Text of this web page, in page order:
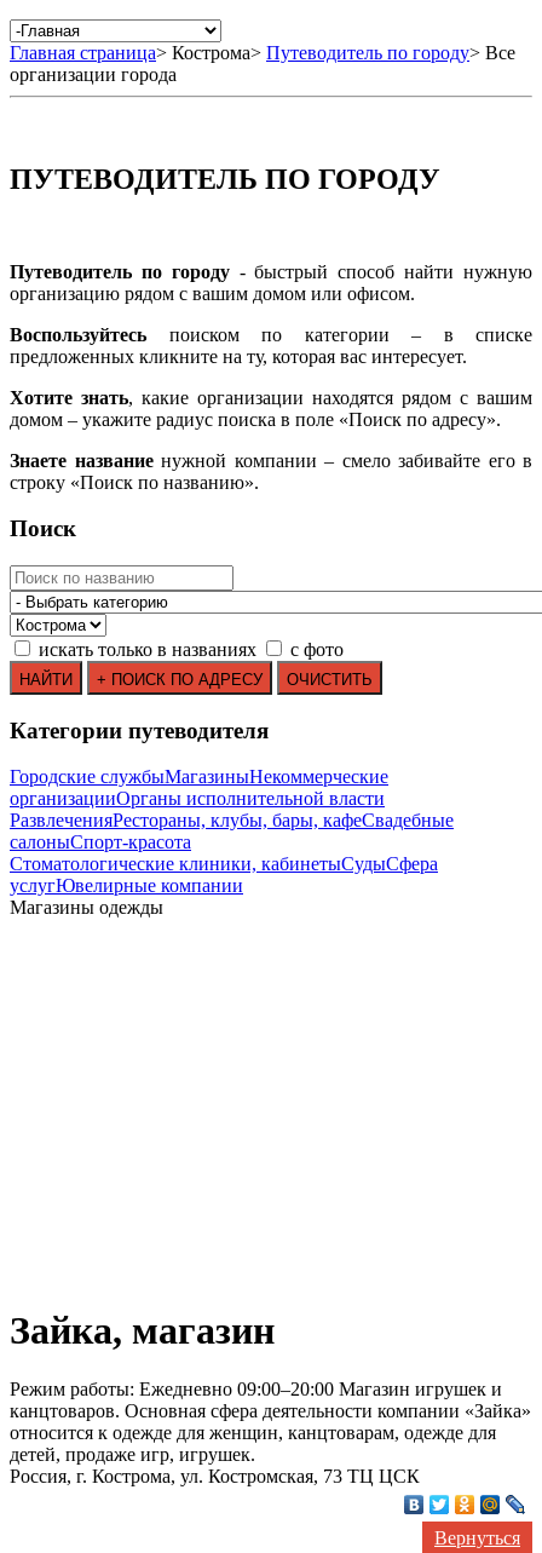
Главная страница> Кострома> Путеводитель по городу> Все
организации города
ПУТЕВОДИТЕЛЬ ПО ГОРОДУ
Путеводитель по городу- быстрый способ найти нужную
организацию рядом с вашим домом или офисом.
Воспользуйтесь поиском по категории – в списке
предложенных кликните на ту, которая вас интересует.
Хотите знать, какие организации находятся рядом с вашим
домом – укажите радиус поиска в поле «Поиск по адресу».
Знаете названиенужной компании – смело забивайте его в
строку «Поиск по названию».
Поиск
искать только в названиях с фото
Категории путеводителя
Городские службыМагазиныНекоммерческие
организацииОрганы исполнительной власти
РазвлеченияРестораны, клубы, бары, кафеСвадебные
салоныСпорт-красота
Стоматологические клиники, кабинетыСудыСфера
услугЮвелирные компании
Mагазины одежды
Зайка, магазин
Режим работы: Ежедневно 09:00–20:00 Магазин игрушек и
канцтоваров. Основная сфера деятельности компании «Зайка»
относится к одежде для женщин, канцтоварам, одежде для
детей, продаже игр, игрушек.
Россия, г. Кострома, ул. Костромская, 73 ТЦ ЦСК
Вернуться